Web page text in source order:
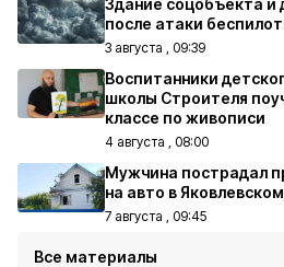
Здание соцобъекта и
после атаки
3 августа , 09:39
Воспитанники
школы Строителя
классе по живописи
4 августа , 08:00
Мужчина пострадал
на авто в
7 августа , 09:45
Все материалы